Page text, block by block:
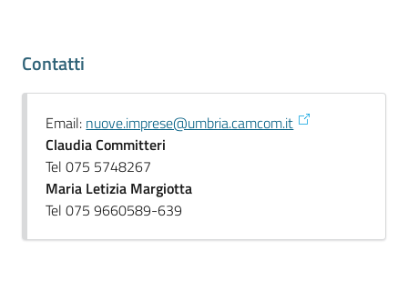
Contatti
Email: nuove.imprese@umbria.camcom.it
Claudia Committeri
Tel 075 5748267
Maria Letizia Margiotta
Tel 075 9660589-639